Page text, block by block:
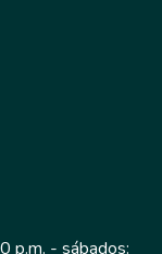
p.m. - sábados: